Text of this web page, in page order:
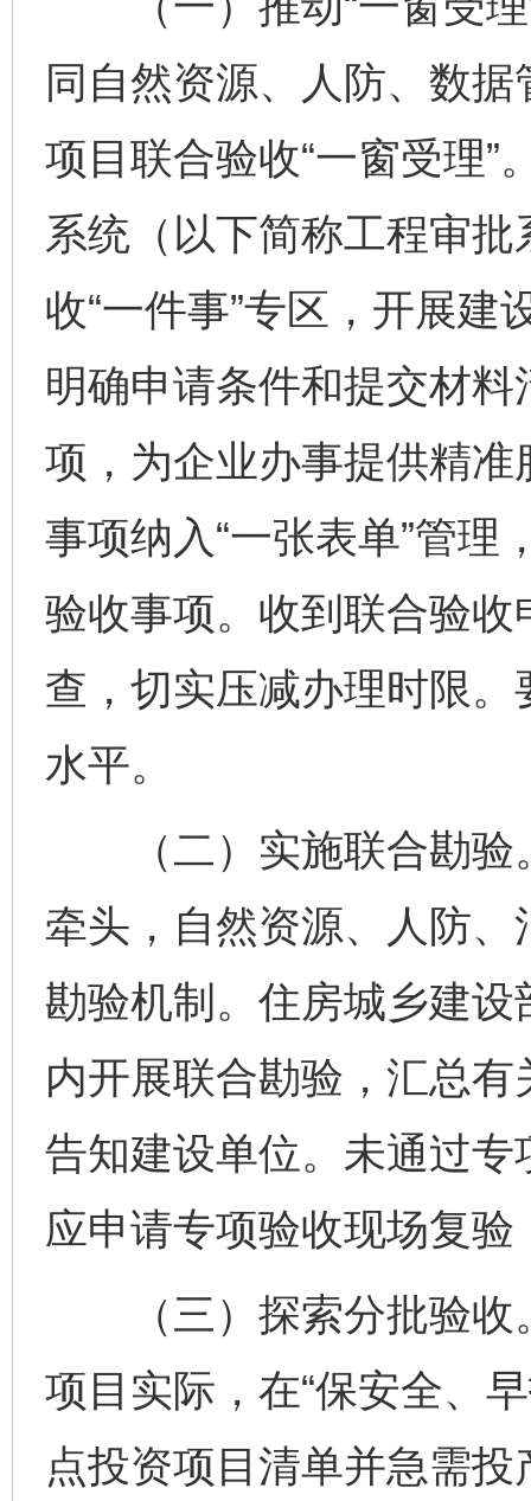
同自然资源、人防、数
项目联合验收“一窗受理”
系统（以下简称工程审
收“一件事”专区，开展
明确申请条件和提交材
项，为企业办事提供精
事项纳入“一张表单”管理
验收事项。收到联合验
查，切实压减办理时限
水平。
（二）实施联合勘验
牵头，自然资源、人防
勘验机制。住房城乡建
内开展联合勘验，汇总
告知建设单位。未通过
应申请专项验收现场复
（三）探索分批验收
项目实际，在“保安全、
点投资项目清单并急需